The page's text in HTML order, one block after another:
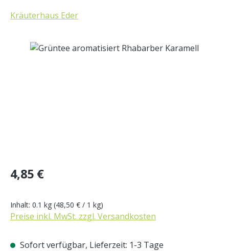
Kräuterhaus Eder
Bildergalerie überspringen
Regulärer Preis:
4,85 €
Inhalt: 0.1 kg (48,50 € / 1 kg)
Preise inkl. MwSt. zzgl. Versandkosten
Sofort verfügbar, Lieferzeit: 1-3 Tage